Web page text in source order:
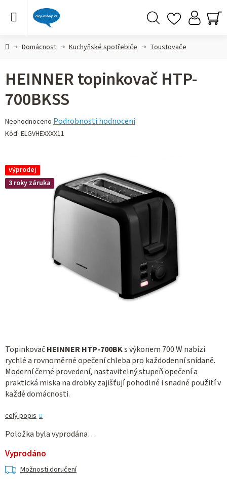
DomůDomácnost Kuchyňské spotřebiče Toustovače
TopinkovačHEINNER HTP-700BKs výkonem 700 W nabízí
rychlé a rovnoměrné opečení chleba pro každodenní snídaně.
Moderní černé provedení, nastavitelný stupeň opečení a
praktická miska na drobky zajišťují pohodlné i snadné použití v
každé domácnosti.
celý popis
Položka byla vyprodána…
Vyprodáno
Možnosti doručení
HEINNER topinkovač HTP-
700BKSS
Průměrné
hodnocení
0,0
z 5
hvězdiček.
Neohodnoceno Podrobnosti hodnocení
Kód: ELGVHEXXXX11
výprodej
3 roky záruka